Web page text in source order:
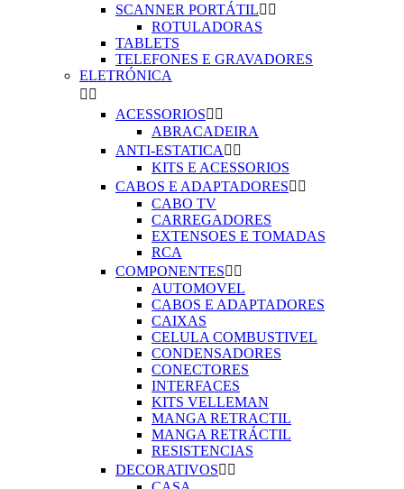
SCANNER PORTÁTIL 
ROTULADORAS
TABLETS
TELEFONES E GRAVADORES
ELETRÓNICA
 
ACESSORIOS 
ABRACADEIRA
ANTI-ESTATICA  
KITS E ACESSORIOS
CABOS E ADAPTADORES 
CABO TV
CARREGADORES
EXTENSOES E TOMADAS
RCA
COMPONENTES 
AUTOMOVEL
CABOS E ADAPTADORES
CAIXAS
CELULA COMBUSTIVEL
CONDENSADORES
CONECTORES
INTERFACES
KITS VELLEMAN
MANGA RETRACTIL
MANGA RETRÁCTIL
RESISTENCIAS
DECORATIVOS 